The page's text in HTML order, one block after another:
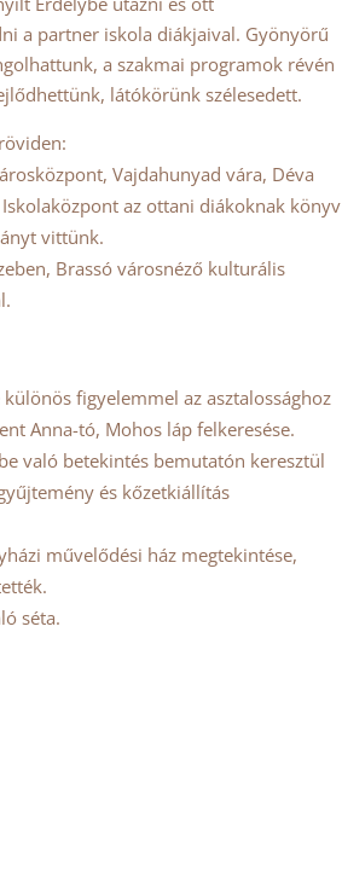
a partner iskola diákjaival. Gyönyörű
a szakmai programok révén
látókörünk szélesedett.
Vajdahunyad vára, Déva
Iskolaközpont az ottani diákoknak könyv
vittünk.
Brassó városnéző kulturális
figyelemmel az asztalossághoz
Anna-tó, Mohos láp felkeresése.
való betekintés bemutatón keresztül
és kőzetkiállítás
művelődési ház megtekintése,
séta.